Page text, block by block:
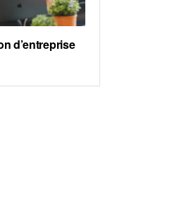
d’entreprise